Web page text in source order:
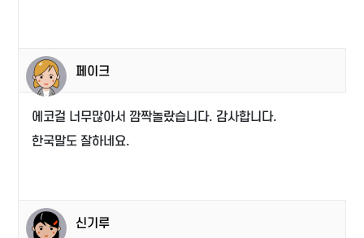
페이크
에코걸 너무많아서 깜짝놀랐습니다. 감사합니다.
한국말도 잘하네요.
신기루